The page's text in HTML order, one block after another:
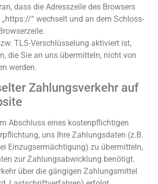
dass die Adresszeile des Browsers
“ wechselt und an dem Schloss-
TLS-Verschlüsselung aktiviert ist,
die Sie an uns übermitteln, nicht von
werden.
Zahlungsverkehr auf
Abschluss eines kostenpflichtigen
uns Ihre Zahlungsdaten (z.B.
Einzugsermächtigung) zu übermitteln,
zur Zahlungsabwicklung benötigt.
über die gängigen Zahlungsmittel